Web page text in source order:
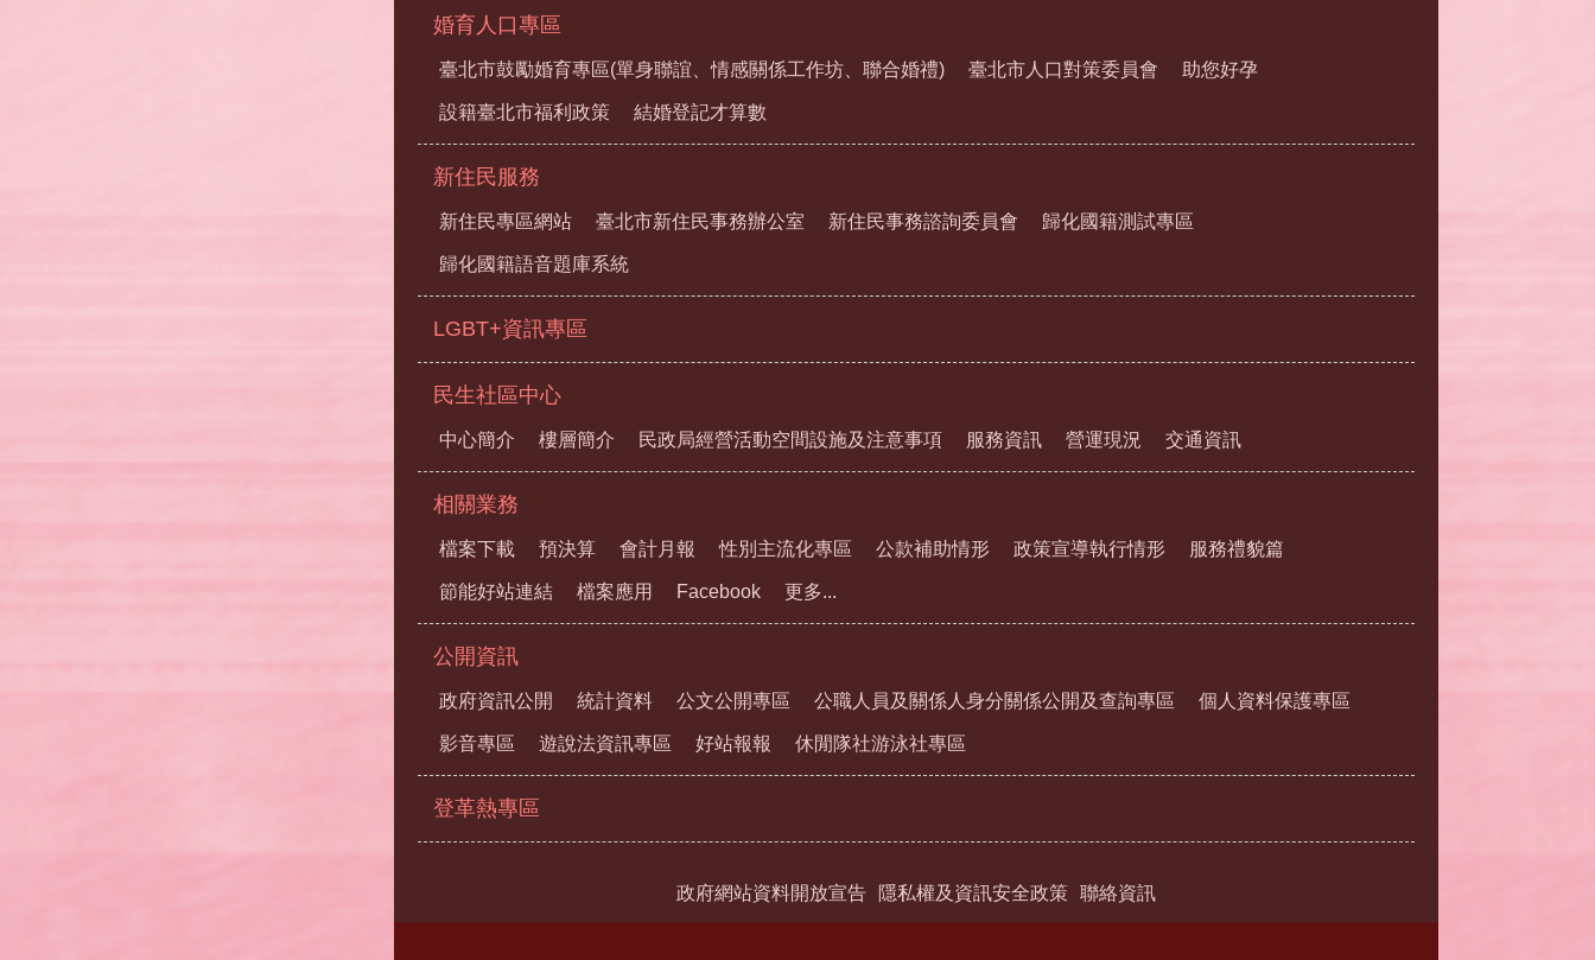
婚育人口專區
臺北市鼓勵婚育專區(單身聯誼、情感關係工作坊、聯合婚禮) 臺北市人口對策委員會 助您好孕
設籍臺北市福利政策 結婚登記才算數
新住民服務
新住民專區網站 臺北市新住民事務辦公室 新住民事務諮詢委員會 歸化國籍測試專區
歸化國籍語音題庫系統
LGBT+資訊專區
民生社區中心
中心簡介 樓層簡介 民政局經營活動空間設施及注意事項 服務資訊 營運現況 交通資訊
相關業務
檔案下載 預決算 會計月報 性別主流化專區 公款補助情形 政策宣導執行情形 服務禮貌篇
節能好站連結 檔案應用 Facebook 更多...
公開資訊
政府資訊公開 統計資料 公文公開專區 公職人員及關係人身分關係公開及查詢專區 個人資料保護專區
影音專區 遊說法資訊專區 好站報報 休閒隊社游泳社專區
登革熱專區
政府網站資料開放宣告 隱私權及資訊安全政策 聯絡資訊